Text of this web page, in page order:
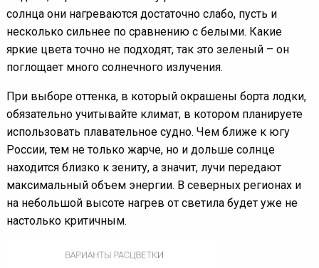
солнца они нагреваются достаточно слабо, пусть и
несколько сильнее по сравнению с белыми. Какие
яркие цвета точно не подходят, так это зеленый – он
поглощает много солнечного излучения.
При выборе оттенка, в который окрашены борта лодки,
обязательно учитывайте климат, в котором планируете
использовать плавательное судно. Чем ближе к югу
России, тем не только жарче, но и дольше солнце
находится близко к зениту, а значит, лучи передают
максимальный объем энергии. В северных регионах и
на небольшой высоте нагрев от светила будет уже не
настолько критичным.